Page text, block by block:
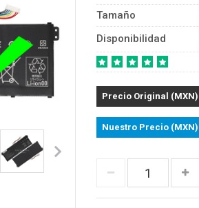
Tamaño
Disponibilidad
Precio Original (MXN)
Nuestro Precio (MXN)